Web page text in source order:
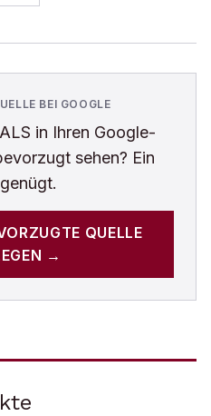
BEI GOOGLE
in Ihren Google-
sehen? Ein
QUELLE
→